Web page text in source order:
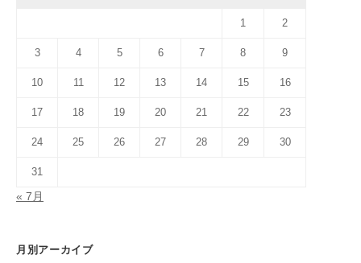
1 2
3 4 5 6 7 8 9
10 11 12 13 14 15 16
17 18 19 20 21 22 23
24 25 26 27 28 29 30
31
« 7月
月別アーカイブ